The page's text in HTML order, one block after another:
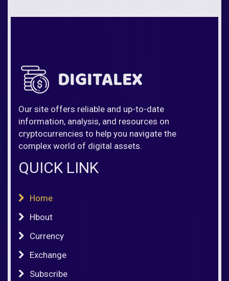
Our site offers reliable and up-to-date
information, analysis, and resources on
cryptocurrencies to help you navigate the
complex world of digital assets.
QUICK LINK
Home
Hbout
Currency
Exchange
Subscribe